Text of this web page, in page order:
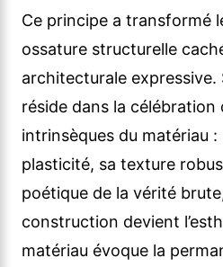
Ce principe a transformé
ossature structurelle
architecturale
réside dans la célébration
intrinsèques du matériau :
plasticité, sa texture
poétique de la vérité
construction devient
matériau évoque la